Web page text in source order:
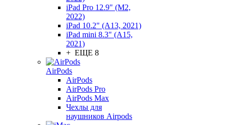
iPad Pro 12.9" (M2,
2022)
iPad 10.2" (A13, 2021)
iPad mini 8.3" (A15,
2021)
+ ЕЩЕ 8
AirPods
AirPods
AirPods Pro
AirPods Max
Чехлы для
наушников Airpods